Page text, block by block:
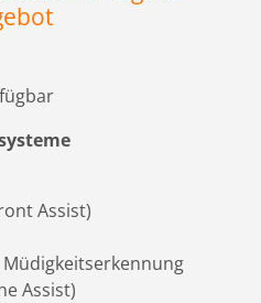
Assist)
Assist)